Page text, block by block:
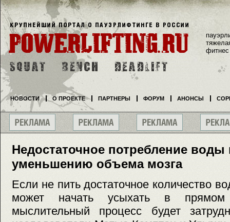
Недостаточное потребление воды
уменьшению объема мозга
Если не пить достаточное количество
может начать усыхать в
мыслительный процесс будет
фитнес
НОВОСТИ О ПРОЕКТЕ ПАРТНЕРЫ ФОРУМ АНОНСЫ